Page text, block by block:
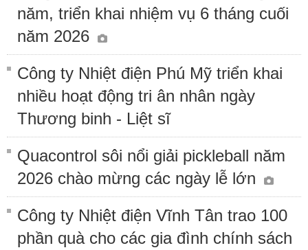
năm, triển khai nhiệm vụ 6 tháng cuối
năm 2026
Công ty Nhiệt điện Phú Mỹ triển khai
nhiều hoạt động tri ân nhân ngày
Thương binh - Liệt sĩ
Quacontrol sôi nổi giải pickleball năm
2026 chào mừng các ngày lễ lớn
Công ty Nhiệt điện Vĩnh Tân trao 100
phần quà cho các gia đình chính sách